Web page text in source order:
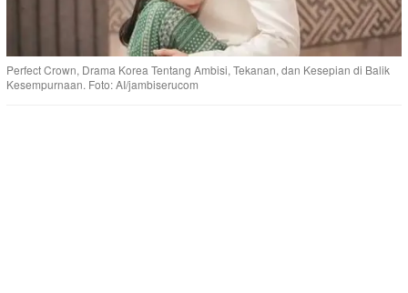
Perfect Crown, Drama Korea Tentang Ambisi, Tekanan, dan Kesepian di Balik
Kesempurnaan. Foto: AI/jambiserucom